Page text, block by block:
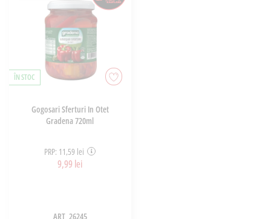
ÎN STOC
Gogosari Sferturi In Otet
Gradena 720ml
PRP: 11,59 lei
9,99 lei
ART_26245